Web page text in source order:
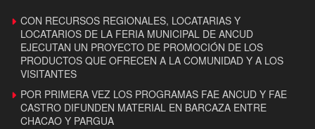
CON RECURSOS REGIONALES, LOCATARIAS Y
LOCATARIOS DE LA FERIA MUNICIPAL DE ANCUD
EJECUTAN UN PROYECTO DE PROMOCIÓN DE LOS
PRODUCTOS QUE OFRECEN A LA COMUNIDAD Y A LOS
VISITANTES
POR PRIMERA VEZ LOS PROGRAMAS FAE ANCUD Y FAE
CASTRO DIFUNDEN MATERIAL EN BARCAZA ENTRE
CHACAO Y PARGUA